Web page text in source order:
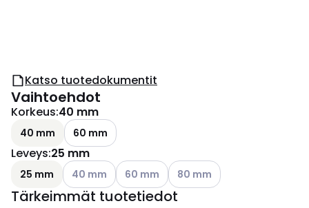
Katso tuotedokumentit
Vaihtoehdot
Korkeus:40 mm
40 mm 60 mm
Leveys:25 mm
25 mm Katso käytettävissä olevat vaihtoehdot
40 mm Katso käytettävissä olevat vaihtoehdot
60 mm Katso käytettävissä olevat
80 mm
Tärkeimmät tuotetiedot